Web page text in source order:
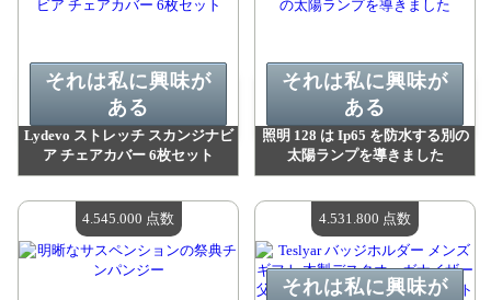
Lydevo ストレッチ スカンジナビ
ア チェアカバー 6枚セット
利用可能な数量：4
それは私に興味が
ある
照明 128 は Ip65 を防水する別の
太陽ランプを導きました
利用可能な数量：4
それは私に興味が
ある
4.545.000 点数
それは私に興味が
4.531.800 点数